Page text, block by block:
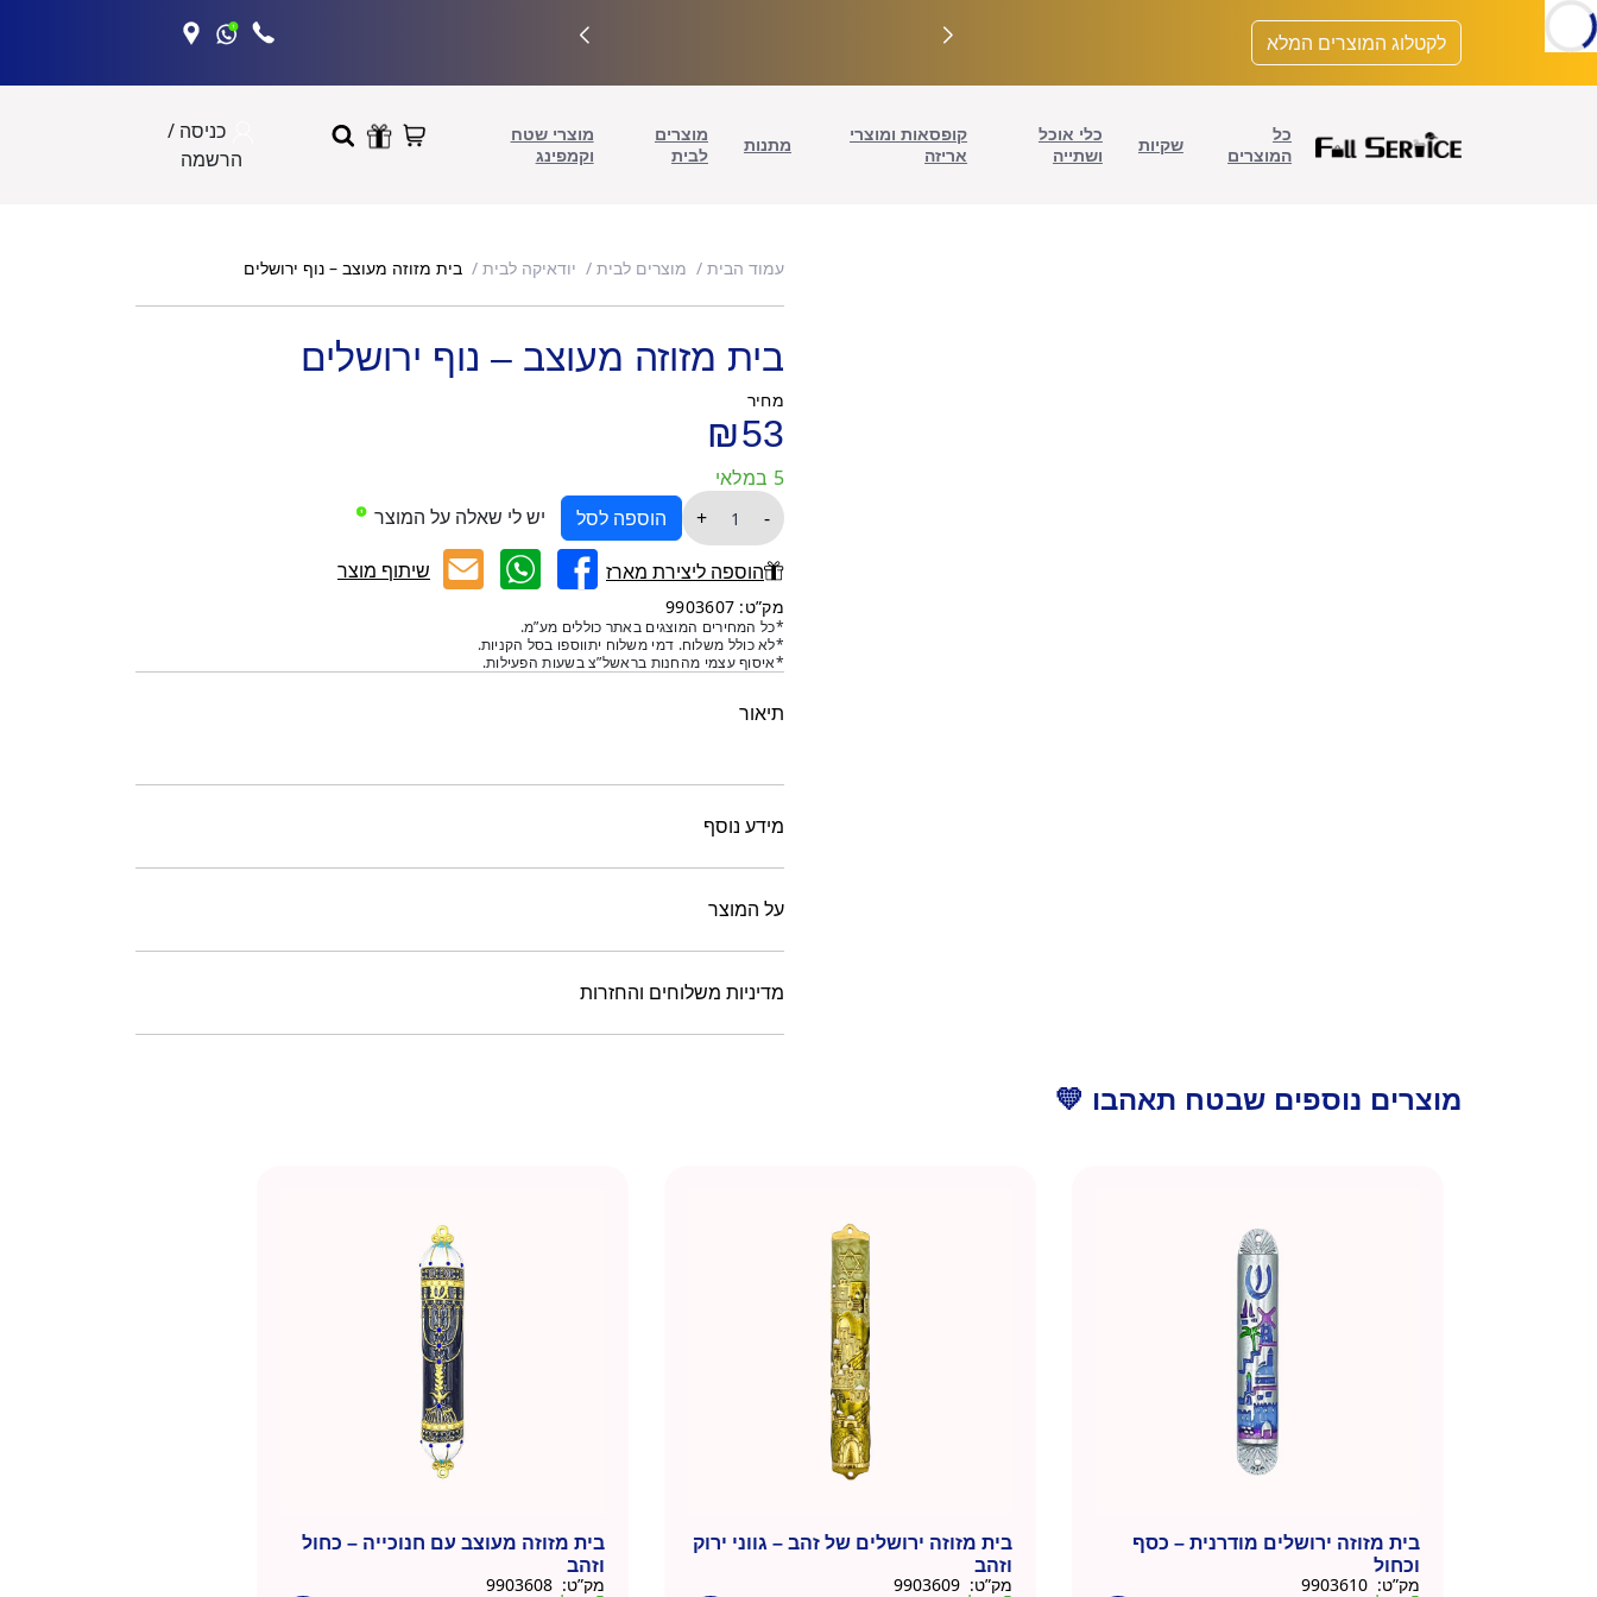
לתוכן
לקטלוג המוצרים המלא
כל
המוצרים
שקיות
כלי אוכל
ושתייה
קופסאות ומוצרי
אריזה
מתנות
מוצרים
לבית
מוצרי שטח
וקמפינג
כניסה /
הרשמה
עמוד הבית מוצרים לבית יודאיקה לבית בית מזוזה מעוצב – נוף ירושלים
בית מזוזה מעוצב – נוף ירושלים
מחיר
₪53
5 במלאי
-
כמות
בית
מזוזה
מעוצב
-
נוף
ירושלים
+ הוספה לסל יש לי שאלה על המוצר
הוספה ליצירת מארז שיתוף מוצר
מק”ט: 9903607
*כל המחירים המוצגים באתר כוללים מע”מ.
*לא כולל משלוח. דמי משלוח יתווספו בסל הקניות.
*איסוף עצמי מהחנות בראשל”צ בשעות הפעילות.
תיאור
מידע נוסף
על המוצר
מדיניות משלוחים והחזרות
מוצרים נוספים שבטח תאהבו 💛
בית מזוזה ירושלים מודרנית – כסף
וכחול
מק”ט:
בית מזוזה ירושלים של זהב – גווני ירוק
וזהב
מק”ט: 9903609
בית מזוזה מעוצב עם חנוכייה – כחול
וזהב
מק”ט: 9903608